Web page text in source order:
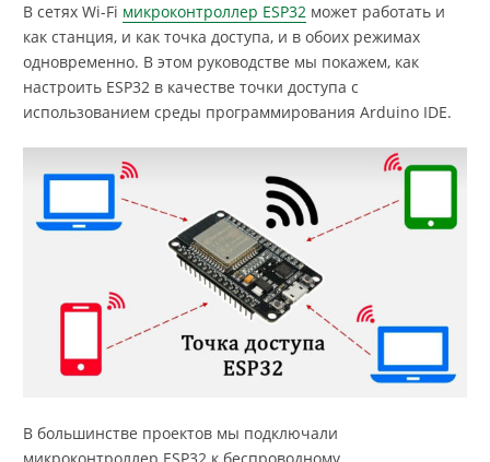
В сетях Wi-Fi микроконтроллер ESP32 может работать и
как станция, и как точка доступа, и в обоих режимах
одновременно. В этом руководстве мы покажем, как
настроить ESP32 в качестве точки доступа с
использованием среды программирования Arduino IDE.
В большинстве проектов мы подключали